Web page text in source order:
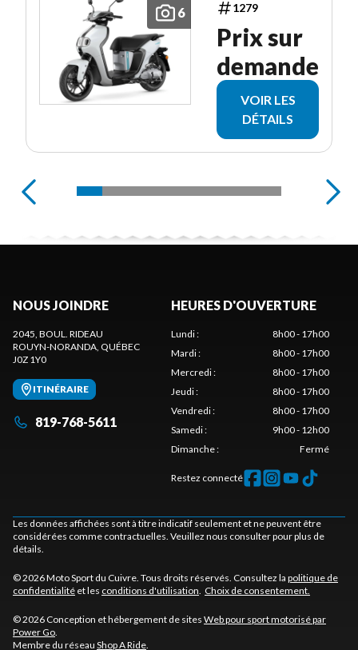
6 1279
Prix sur
demande
VOIR LES
DÉTAILS
NOUS JOINDRE
2045, BOUL. RIDEAU
ROUYN-NORANDA, QUÉBEC
J0Z 1Y0
ITINÉRAIRE
819-768-5611
HEURES D'OUVERTURE
Lundi:
8h00 - 17h00
Mardi:
8h00 - 17h00
Mercredi:
8h00 - 17h00
Jeudi:
8h00 - 17h00
Vendredi:
8h00 - 17h00
Samedi:
9h00 - 12h00
Dimanche: Fermé
Restez connecté
Les données affichées sont à titre indicatif seulement et ne peuvent être
considérées comme contractuelles. Veuillez nous consulter pour plus de
détails.
© 2026 Moto Sport du Cuivre. Tous droits réservés. Consultez la politique de
confidentialité et les conditions d'utilisation. Choix de consentement.
© 2026 Conception et hébergement de sites Web pour sport motorisé par
Power Go.
Membre du réseau Shop A Ride.